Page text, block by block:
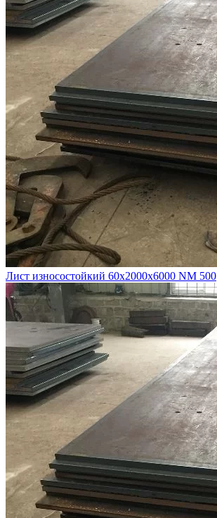
Лист износостойкий 60х2000х6000 NM 500